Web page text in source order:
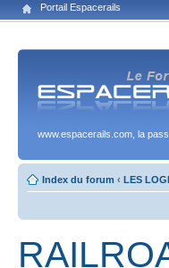
Portail Espacerails
www.espacerails.com, la
Index du forum ‹ LES